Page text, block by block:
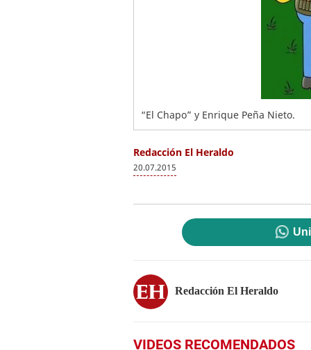
“El Chapo” y Enrique Peña Nieto.
Redacción El Heraldo
20.07.2015
Redacción El Heraldo
VIDEOS RECOMENDADOS